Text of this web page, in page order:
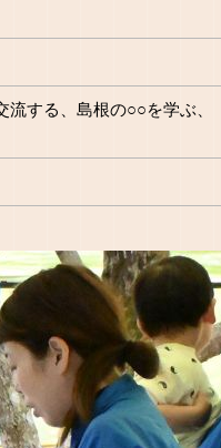
する、島根の○○を学ぶ、